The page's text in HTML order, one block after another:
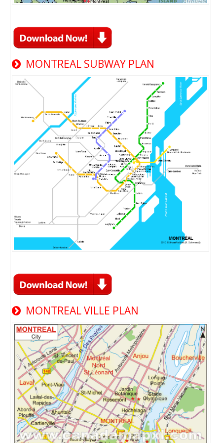
MONTREAL SUBWAY PLAN
MONTREAL VILLE PLAN